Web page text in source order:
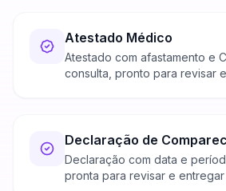
Atestado Médico
Atestado com afastamento e
consulta, pronto para revisar e
Declaração de
Declaração com data e
pronta para revisar e